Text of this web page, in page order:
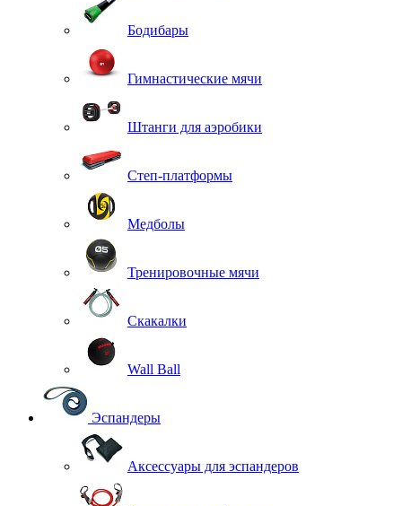
Бодибары
Гимнастические мячи
Штанги для аэробики
Степ-платформы
Медболы
Тренировочные мячи
Скакалки
Wall Ball
Эспандеры
Аксессуары для эспандеров